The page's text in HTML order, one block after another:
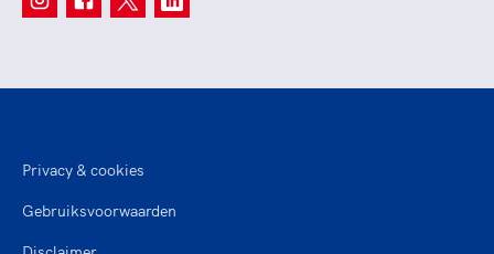
Privacy & cookies
Gebruiksvoorwaarden